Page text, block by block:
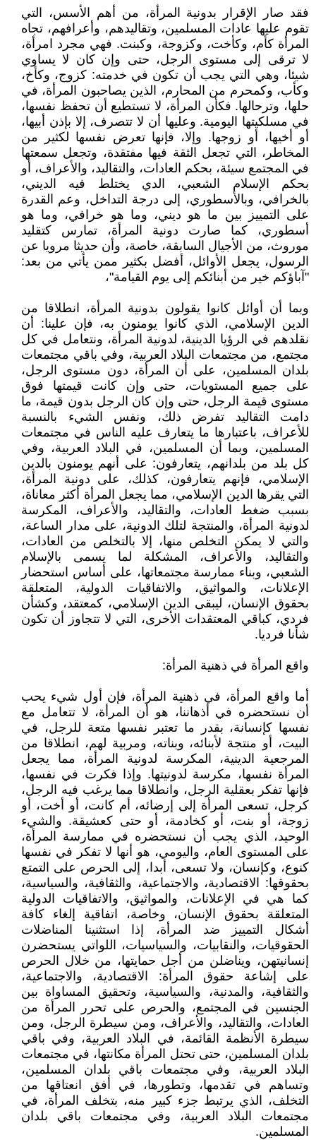
فقد صار الإقرار بدونية المرأة، من أهم الأسس، التي
تقوم عليها عادات المسلمين، وتقاليدهم، وأعرافهم، تجاه
المرأة كأم، وكأخت، وكزوجة، وكبنت. فهي مجرد امرأة،
لا ترقى إلى مستوى الرجل، حتى وإن كان لا يساوي
شيئا، وهي التي يجب أن تكون في خدمته: كزوج، وكأخ،
وكأب، وكمحرم من المحارم، الذين يصاحبون المرأة، في
حلها، وترحالها. فكأن المرأة، لا تستطيع أن تحفظ نفسها،
في مسلكيتها اليومية. وعليها أن لا تتصرف، إلا بإذن أبيها،
أو أخيها، أو زوجها. وإلا، فإنها تعرض نفسها لكثير من
المخاطر، التي تجعل الثقة فيها مفتقدة، وتجعل سمعتها
في المجتمع سيئة، بحكم العادات، والتقاليد، والأعراف، أو
بحكم الإسلام الشعبي، الدي يختلط فيه الديني،
بالخرافي، وبالأسطوري، إلى درجة التداخل، وعم القدرة
على التمييز بين ما هو ديني، وما هو خرافي، وما هو
أسطوري، كما صارت دونية المرأة، تمارس كتقليد
موروث، من الأجيال السابقة، خاصة، وأن حديثا مرويا عن
الرسول، يجعل الأوائل، أفضل بكثير ممن يأتي من بعد:
"آباؤكم خير من أبنائكم إلى يوم القيامة"،
وبما أن أوائل كانوا يقولون بدونية المرأة، انطلاقا من
الدين الإسلامي، الذي كانوا يومنون به، فإن علينا: أن
نقلدهم في الرؤيا الدينية، لدونية المرأة، ونتعامل في كل
مجتمع، من مجتمعات البلاد العربية، وفي باقي مجتمعات
بلدان المسلمين، على أن المرأة، دون مستوى الرجل،
على جميع المستويات، حتى وإن كانت قيمتها فوق
مستوى قيمة الرجل، حتى وإن كان الرجل بدون قيمة، ما
دامت التقاليد تفرض ذلك، ونفس الشيء بالنسبة
للأعراف، باعتبارها ما يتعارف عليه الناس في مجتمعات
المسلمين، وبما أن المسلمين، في البلاد العربية، وفي
كل بلد من بلدانهم، يتعارفون: على أنهم يومنون بالدين
الإسلامي، فإنهم يتعارفون، كذلك، على دونية المرأة،
التي يقرها الدين الإسلامي، مما يجعل المرأة أكثر معاناة،
بسبب ضغط العادات، والتقاليد، والأعراف، المكرسة
لدونية المرأة، والمنتجة لتلك الدونية، على مدار الساعة،
والتي لا يمكن التخلص منها، إلا بالتخلص من العادات،
والتقاليد، والأعراف، المشكلة لما يسمى بالإسلام
الشعبي، وبناء ممارسة مجتمعاتها، على أساس استحضار
الإعلانات، والمواثيق، والاتفاقيات الدولية، المتعلقة
بحقوق الإنسان، ليبقى الدين الإسلامي، كمعتقد، وكشأن
فردي، كباقي المعتقدات الأخرى، التي لا تتجاوز أن تكون
شأنا فرديا.
واقع المرأة في ذهنية المرأة:
أما واقع المرأة، في ذهنية المرأة، فإن أول شيء يحب
أن نستحضره في أذهاننا، هو أن المرأة، لا تتعامل مع
نفسها كإنسانة، بقدر ما تعتبر نفسها متعة للرجل، في
البيت، أو منتجة لأبنائه، وبناته، ومربية لهم، انطلاقا من
المرجعية الدينية، المكرسة لدونية المرأة، مما يجعل
المرأة نفسها، مكرسة لدونيتها. وإذا فكرت في نفسها،
فإنها تفكر بعقلية الرجل، وانطلاقا مما يرغب فيه الرجل،
كرجل، تسعى المرأة إلى إرضائه، أم كانت، أو أخت، أو
زوجة، أو بنت، أو كخادمة، أو حتى كعشيقة. والشيء
الوحيد، الذي يجب أن نستحضره في ممارسة المرأة،
على المستوى العام، واليومي، هو أنها لا تفكر في نفسها
كنوع، وكإنسان، ولا تسعى، أبدا، إلى الحرص على التمتع
بحقوقها: الاقتصادية، والاجتماعية، والثقافية، والسياسية،
كما هي في الإعلانات، والمواثيق، والاتفاقيات الدولية
المتعلقة بحقوق الإنسان، وخاصة، اتفاقية إلغاء كافة
أشكال التمييز ضد المرأة، إذا استثنينا المناضلات
الحقوقيات، والنقابيات، والسياسيات، اللواتي يستحضرن
إنسانيتهن، ويناضلن من أجل حمايتها، من خلال الحرص
على إشاعة حقوق المرأة: الاقتصادية، والاجتماعية،
والثقافية، والمدنية، والسياسية، وتحقيق المساواة بين
الجنسين في المجتمع، والحرص على تحرر المرأة من
العادات، والتقاليد، والأعراف، ومن سيطرة الرجل، ومن
سيطرة الأنظمة القائمة، في البلاد العربية، وفي باقي
بلدان المسلمين، حتى تحتل المرأة مكانتها، في مجتمعات
البلاد العربية، وفي مجتمعات باقي بلدان المسلمين،
وتساهم في تقدمها، وتطورها، في أفق انعتاقها من
التخلف، الذي يرتبط جزء كبير منه، بتخلف المرأة، في
مجتمعات البلاد العربية، وفي مجتمعات باقي بلدان
المسلمين.